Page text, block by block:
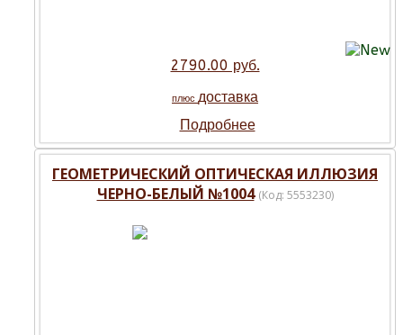
2790.00 руб.
плюс доставка
Подробнее
ГЕОМЕТРИЧЕСКИЙ ОПТИЧЕСКАЯ ИЛЛЮЗИЯ
ЧЕРНО-БЕЛЫЙ №1004 (Код: 5553230)